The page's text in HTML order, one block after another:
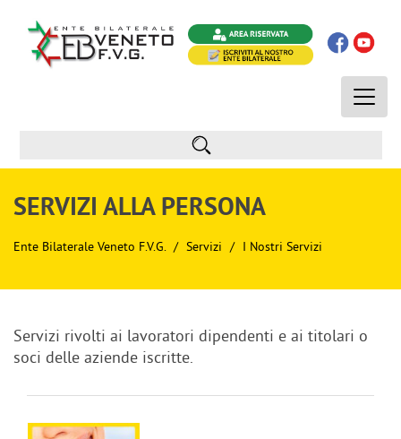
Toggle
SERVIZI ALLA PERSONA
Ente Bilaterale Veneto F.V.G. Servizi I Nostri Servizi
Servizi rivolti ai lavoratori dipendenti e ai titolari o
soci delle aziende iscritte.